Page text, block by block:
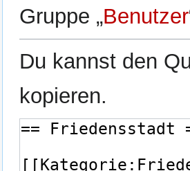
Gruppe „Benutzer
Du kannst den
kopieren.